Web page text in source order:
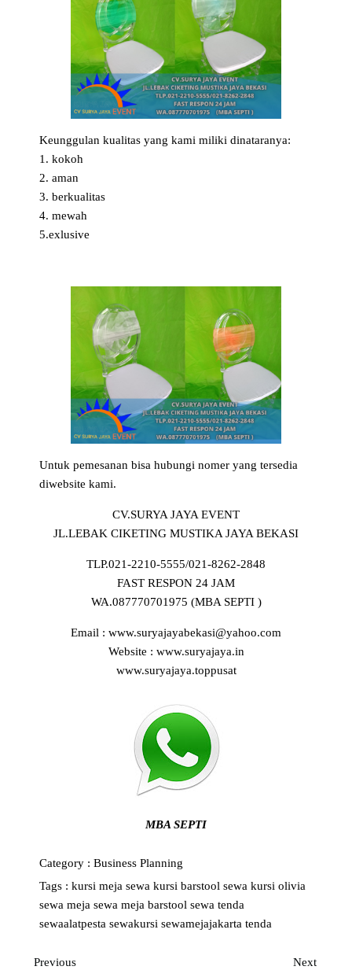
Keunggulan kualitas yang kami miliki dinataranya:
1. kokoh
2. aman
3. berkualitas
4. mewah
5.exlusive
Untuk pemesanan bisa hubungi nomer yang tersedia
diwebsite kami.
CV.SURYA JAYA EVENT
JL.LEBAK CIKETING MUSTIKA JAYA BEKASI
TLP.021-2210-5555/021-8262-2848
FAST RESPON 24 JAM
WA.087770701975 (MBA SEPTI )
Email : www.suryajayabekasi@yahoo.com
Website : www.suryajaya.in
www.suryajaya.toppusat
MBA SEPTI
Category : Business Planning
Tags : kursimejasewa kursi barstoolsewa kursi olivia
sewa mejasewa meja barstoolsewa tenda
sewaalatpestasewakursisewamejajakartatenda
Previous
Next